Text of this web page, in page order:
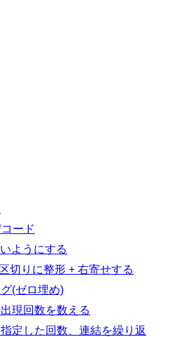
ード
ようにする
切りに整形 + 右寄せする
(ゼロ埋め)
現回数を数える
定した回数、連結を繰り返